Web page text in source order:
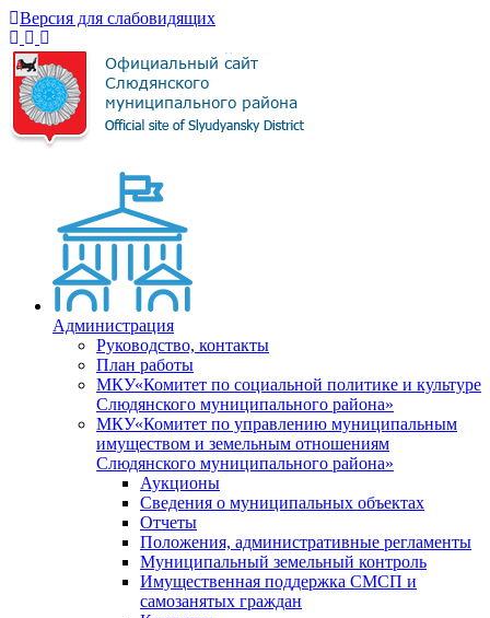
Версия для слабовидящих
Администрация
Руководство, контакты
План работы
МКУ«Комитет по социальной политике и культуре
Слюдянского муниципального района»
МКУ«Комитет по управлению муниципальным
имуществом и земельным отношениям
Слюдянского муниципального района»
Аукционы
Сведения о муниципальных объектах
Отчеты
Положения, административные регламенты
Муниципальный земельный контроль
Имущественная поддержка СМСП и
самозанятых граждан